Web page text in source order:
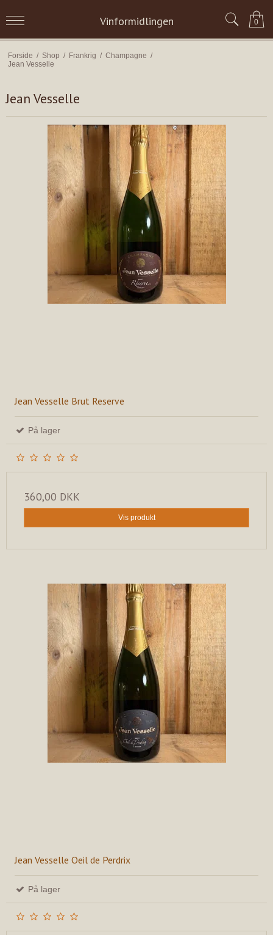
Vinformidlingen 0
Forside / Shop / Frankrig / Champagne /
Jean Vesselle
Jean Vesselle
Jean Vesselle Brut Reserve
På lager
360,00 DKK
Vis produkt
Jean Vesselle Oeil de Perdrix
På lager